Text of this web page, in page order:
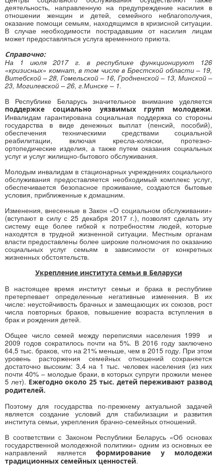
деятельность, направленную на предупреждение насилия в
отношении женщин и детей, семейного неблагополучия,
оказание помощи семьям, находящимся в кризисной ситуации.
В случае необходимости пострадавшим от насилия лицам
может предоставляться услуга временного приюта.
Справочно:
На 1 июля 2017 г. в республике функционируют 126
«кризисных» комнат, в том числе в Брестской области – 19,
Витебской – 28, Гомельской – 16, Гродненской – 13, Минской –
23, Могилевской – 26, г.Минске – 1.
В Республике Беларусь значительное внимание уделяется
поддержке социально уязвимых групп молодежи.
Инвалидам гарантирована социальная поддержка со стороны
государства в виде денежных выплат (пенсий, пособий),
обеспечения техническими средствами социальной
реабилитации, включая кресла-коляски, протезно-
ортопедические изделия, а также путем оказания социальных
услуг и услуг жилищно-бытового обслуживания.
Молодым инвалидам в стационарных учреждениях социального
обслуживания предоставляется необходимый комплекс услуг,
обеспечивается безопасное проживание, создаются бытовые
условия, приближенные к домашним.
Изменения, внесенные в Закон «О социальном обслуживании»
(вступают в силу с 25 декабря 2017 г.), позволят сделать эту
систему еще более гибкой к потребностям людей, которые
находятся в трудной жизненной ситуации. Местным органам
власти предоставлены более широкие полномочия по оказанию
социальных услуг семьям в зависимости от конкретных
жизненных обстоятельств.
Укрепление института семьи в Беларуси
В настоящее время институт семьи и брака в республике
претерпевает определенные негативные изменения. В их
числе: неустойчивость брачных и замещающих их союзов, рост
числа повторных браков, повышение возраста вступления в
брак и рождения детей.
Общее число семей между переписями населения 1999 и
2009 годов сократилось почти на 5%. В 2016 году заключено
64,5 тыс. браков, что на 21% меньше, чем в 2015 году. При этом
уровень расторжения семейных отношений сохраняется
достаточно высоким: 3,4 на 1 тыс. человек населения (из них
почти 40% – молодые браки, в которых супруги прожили менее
5 лет). Ежегодно около 25 тыс. детей переживают развод
родителей.
Поэтому для государства по-прежнему актуальной задачей
является создание условий для стабилизации и развития
института семьи, укрепления брачно-семейных отношений.
В соответствии с Законом Республики Беларусь «Об основах
государственной молодежной политики» одним из основных ее
направлений является формирование у молодежи
традиционных семейных ценностей.